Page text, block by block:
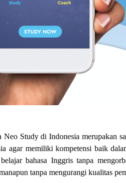
Study di Indonesia merupakan
agar memiliki kompetensi baik
bahasa Inggris tanpa
tanpa mengurangi kualitas